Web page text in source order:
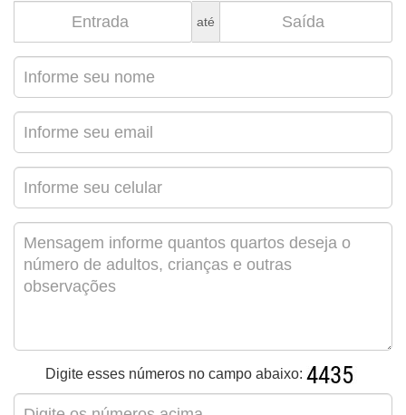
até
Digite esses números no campo abaixo: